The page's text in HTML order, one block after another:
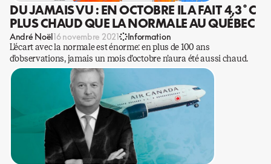
DU JAMAIS VU : EN OCTOBRE IL A FAIT 4,3˚C
PLUS CHAUD QUE LA NORMALE AU QUÉBEC
André Noël16 novembre 2021 Information
L’écart avec la normale est énorme: en plus de 100 ans
d’observations, jamais un mois d’octobre n’aura été aussi chaud.